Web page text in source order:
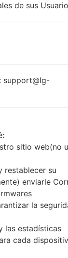
de sus
support@lg-
sitio web(no
restablecer su
enviarle
la
las estadísticas
cada